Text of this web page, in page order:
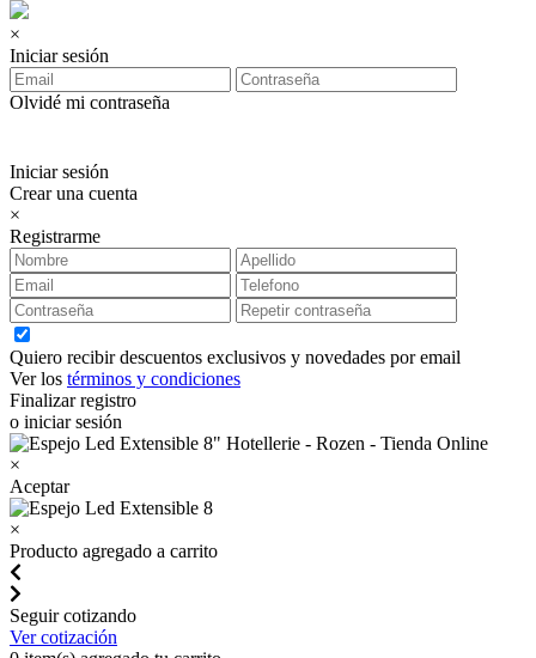
×
Iniciar sesión
Olvidé mi contraseña
Iniciar sesión
Crear una cuenta
×
Registrarme
Quiero recibir descuentos exclusivos y novedades por email
Ver los términos y condiciones
Finalizar registro
o iniciar sesión
×
Aceptar
×
Producto agregado a carrito
Seguir cotizando
Ver cotización